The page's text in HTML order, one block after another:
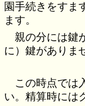
園手続きをすま
ます。
親の分には鍵
に）鍵がありま
この時点では
い。精算時には